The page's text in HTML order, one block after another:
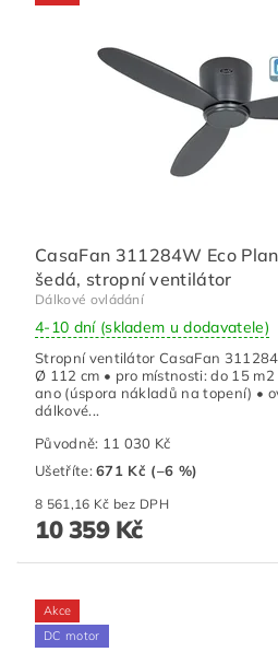
CasaFan 311284W Eco
šedá, stropní ventilátor
Dálkové ovládání
4-10 dní (skladem u dodavatele)
Stropní ventilátor CasaFan
Ø 112 cm • pro místnosti: do 15
ano (úspora nákladů na topení) •
dálkové...
Původně: 11 030 Kč
Ušetříte:671 Kč (–6 %)
8 561,16 Kč bez DPH
10 359 Kč
Akce
DC motor